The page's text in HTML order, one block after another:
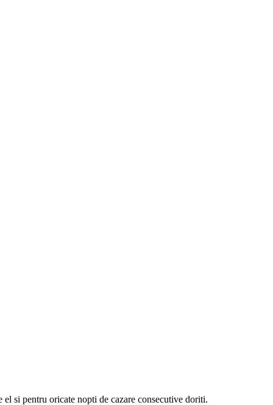
si pentru oricate nopti de cazare consecutive doriti.